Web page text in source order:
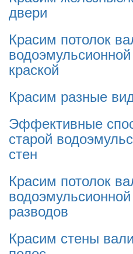
двери
Красим потолок
краской
Красим разные
Эффективные
старой
стен
Красим потолок
разводов
Красим стены